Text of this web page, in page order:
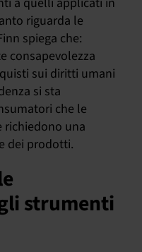
riguarda le
spiega che:
consapevolezza
sui diritti umani
si sta
che le
una
dei prodotti.
strumenti